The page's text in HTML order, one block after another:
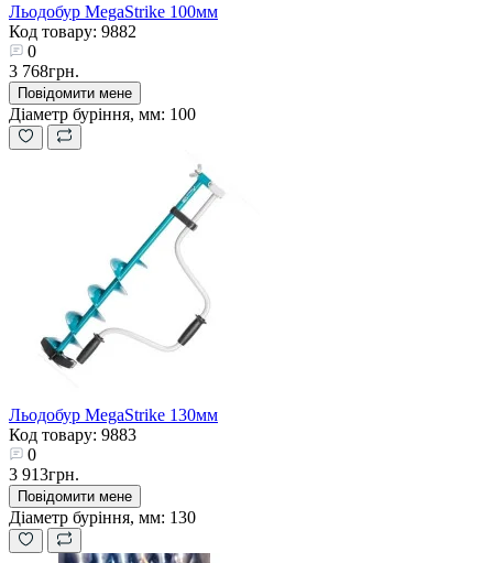
Льодобур MegaStrike 100мм
Код товару: 9882
0
3 768грн.
Повідомити мене
Діаметр буріння, мм: 100
Льодобур MegaStrike 130мм
Код товару: 9883
0
3 913грн.
Повідомити мене
Діаметр буріння, мм: 130